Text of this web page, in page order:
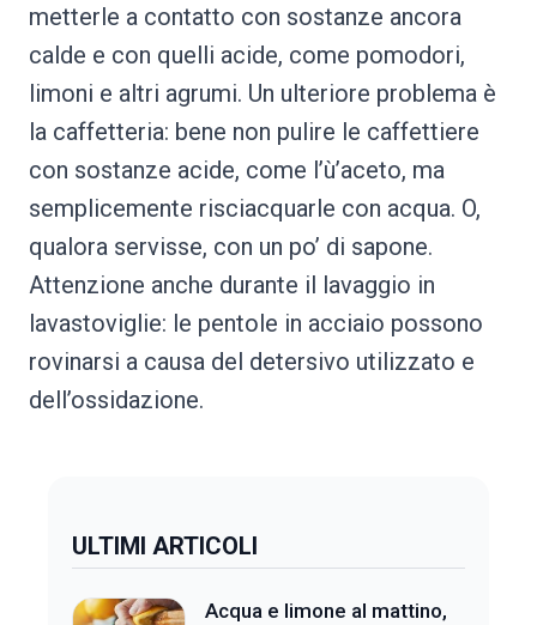
metterle a contatto con sostanze ancora
calde e con quelli acide, come pomodori,
limoni e altri agrumi. Un ulteriore problema è
la caffetteria: bene non pulire le caffettiere
con sostanze acide, come l’ù’aceto, ma
semplicemente risciacquarle con acqua. O,
qualora servisse, con un po’ di sapone.
Attenzione anche durante il lavaggio in
lavastoviglie: le pentole in acciaio possono
rovinarsi a causa del detersivo utilizzato e
dell’ossidazione.
ULTIMI ARTICOLI
Acqua e limone al mattino,